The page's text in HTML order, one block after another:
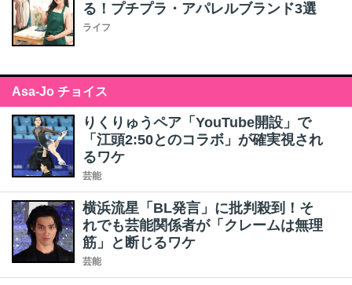
る！プチプラ・アパレルブランド3選
ライフ
Asa-Jo チョイス
りくりゅうペア「YouTube開設」で
「江頭2:50とのコラボ」が確実視され
るワケ
芸能
横浜流星「BL発言」に批判殺到！そ
れでも芸能関係者が「クレームは無理
筋」と断じるワケ
芸能